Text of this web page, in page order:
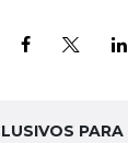
PARA